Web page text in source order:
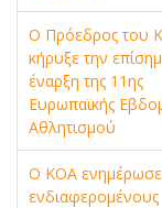
Ο Πρόεδρος του
κήρυξε την
έναρξη της 11ης
Ευρωπαϊκής
Αθλητισμού
Ο ΚΟΑ
ενδιαφερομένους